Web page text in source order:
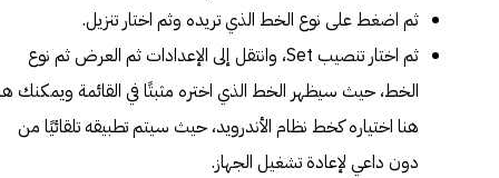
ثم اضغط على نوع الخط الذي تريده وثم اختار تنزيل.
ثم اختار تنصيب Set، وانتقل إلى الإعدادات ثم العرض ثم نوع
الخط، حيث سيظهر الخط الذي اختره مثبتًا في القائمة ويمكنك
هنا اختياره كخط نظام الأندرويد، حيث سيتم تطبيقه تلقائيًا من
دون داعي لإعادة تشغيل الجهاز.